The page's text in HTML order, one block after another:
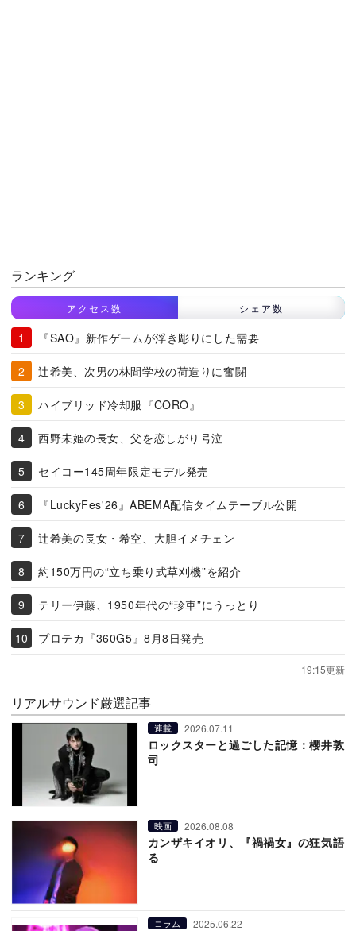
ランキング
アクセス数 シェア数
『SAO』新作ゲームが浮き彫りにした需要
辻希美、次男の林間学校の荷造りに奮闘
ハイブリッド冷却服『CORO』
西野未姫の長女、父を恋しがり号泣
セイコー145周年限定モデル発売
『LuckyFes'26』ABEMA配信タイムテーブル公開
辻希美の長女・希空、大胆イメチェン
約150万円の“立ち乗り式草刈機”を紹介
テリー伊藤、1950年代の“珍車”にうっとり
プロテカ『360G5』8月8日発売
19:15更新
リアルサウンド厳選記事
連載 2026.07.11
ロックスターと過ごした記憶：櫻井敦
司
映画 2026.08.08
カンザキイオリ、『禍禍女』の狂気語
る
コラム 2025.06.22